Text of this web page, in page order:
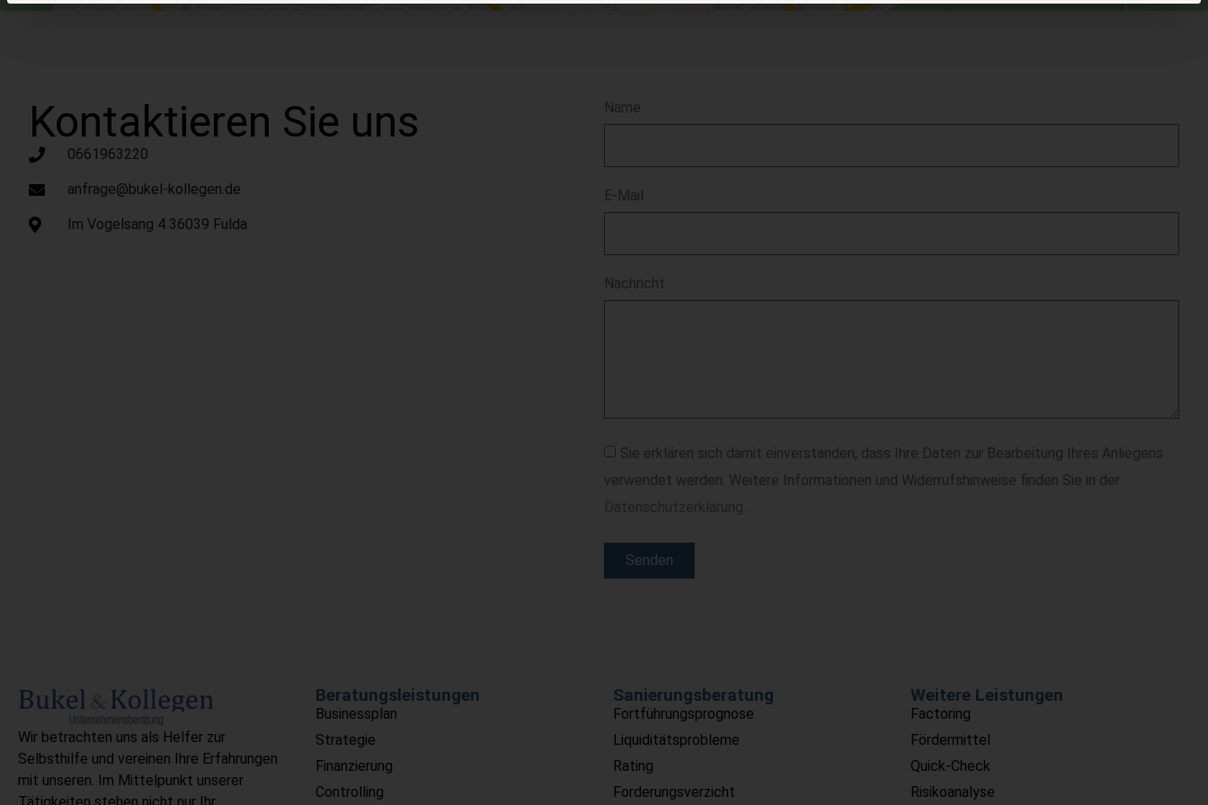
Kontaktieren Sie uns
0661963220
anfrage@bukel-kollegen.de
Im Vogelsang 4 36039 Fulda
Name
E-Mail
Nachricht
Sie erklären sich damit einverstanden, dass Ihre Daten zur Bearbeitung Ihres Anliegens
verwendet werden. Weitere Informationen und Widerrufshinweise finden Sie in der
.
Senden
Wir betrachten uns als Helfer zur
Selbsthilfe und vereinen Ihre Erfahrungen
mit unseren. Im Mittelpunkt unserer
Beratungsleistungen
Businessplan
Strategie
Finanzierung
Controlling
Sanierungsberatung
Fortführungsprognose
Liquiditätsprobleme
Rating
Forderungsverzicht
Weitere Leistungen
Factoring
Fördermittel
Quick-Check
Risikoanalyse